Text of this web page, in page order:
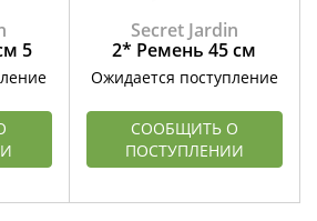
5
Secret Jardin
2* Ремень 45 см
Ожидается поступление
СООБЩИТЬ О
ПОСТУПЛЕНИИ